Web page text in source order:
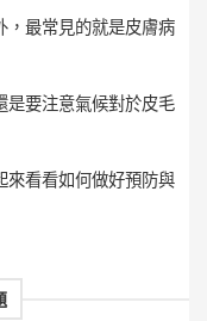
，最常見的就是皮膚病
是要注意氣候對於皮毛
來看看如何做好預防與